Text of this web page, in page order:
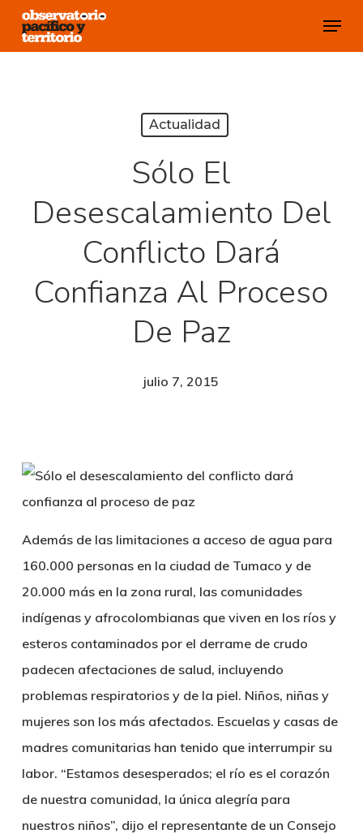
Skip
Menu
Actualidad
Sólo El
Desescalamiento Del
Conflicto Dará
Confianza Al Proceso
De Paz
julio 7, 2015
Además de las limitaciones a acceso de agua para
160.000 personas en la ciudad de Tumaco y de
20.000 más en la zona rural, las comunidades
indígenas y afrocolombianas que viven en los ríos y
esteros contaminados por el derrame de crudo
padecen afectaciones de salud, incluyendo
problemas respiratorios y de la piel. Niños, niñas y
mujeres son los más afectados. Escuelas y casas de
madres comunitarias han tenido que interrumpir su
labor. “Estamos desesperados; el río es el corazón
de nuestra comunidad, la única alegría para
nuestros niños”, dijo el representante de un Consejo
Close